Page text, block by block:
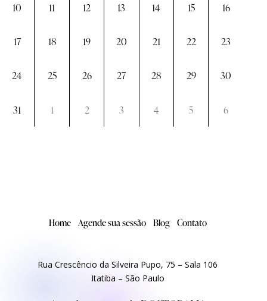
10 11 12 13 14 15 16
17 18 19 20 21 22 23
24 25 26 27 28 29 30
31 1 2 3 4 5 6
Home Agende sua sessão Blog Contato
Rua Crescêncio da Silveira Pupo, 75 – Sala 106
Itatiba – São Paulo